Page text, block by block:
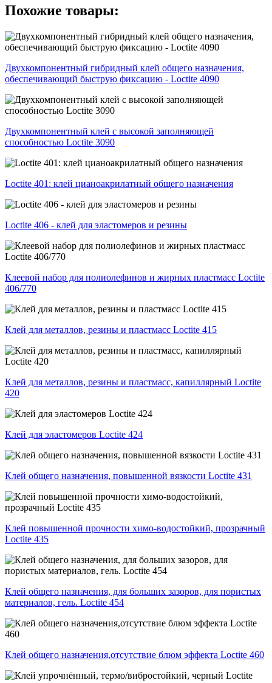
Похожие товары:
Двухкомпонентный гибридный клей общего назначения,
обеспечивающий быструю фиксацию - Loctite 4090
Двухкомпонентный клей с высокой заполняющей
способностью Loctite 3090
Loctite 401: клей цианоакрилатный общего назначения
Loctite 406 - клей для эластомеров и резины
Клеевой набор для полиолефинов и жирных пластмасс Loctite
406/770
Клей для металлов, резины и пластмасс Loctite 415
Клей для металлов, резины и пластмасс, капиллярный Loctite
420
Клей для эластомеров Loctite 424
Клей общего назначения, повышенной вязкости Loctite 431
Клей повышенной прочности химо-водостойкий, прозрачный
Loctite 435
Клей общего назначения, для больших зазоров, для пористых
материалов, гель. Loctite 454
Клей общего назначения,отсутствие блюм эффекта Loctite 460